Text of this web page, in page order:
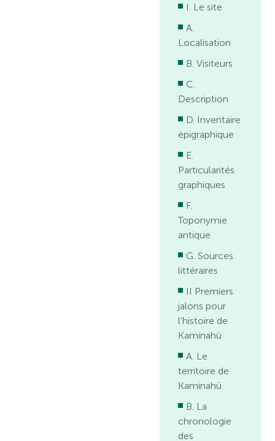
I. Le site
A.
Localisation
B. Visiteurs
C.
Description
D. Inventaire
épigraphique
E.
Particularités
graphiques
F.
Toponymie
antique
G. Sources
littéraires
II Premiers
jalons pour
l’histoire de
Kaminahü
A. Le
territoire de
Kaminahü
B. La
chronologie
des